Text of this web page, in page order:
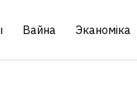
Вайна Эканоміка